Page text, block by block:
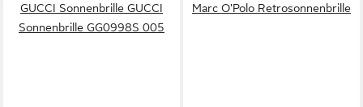
GUCCI Sonnenbrille GUCCI
Sonnenbrille GG0998S 005
Marc O'Polo Retrosonnenbrille